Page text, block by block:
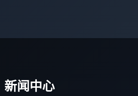
新闻中心